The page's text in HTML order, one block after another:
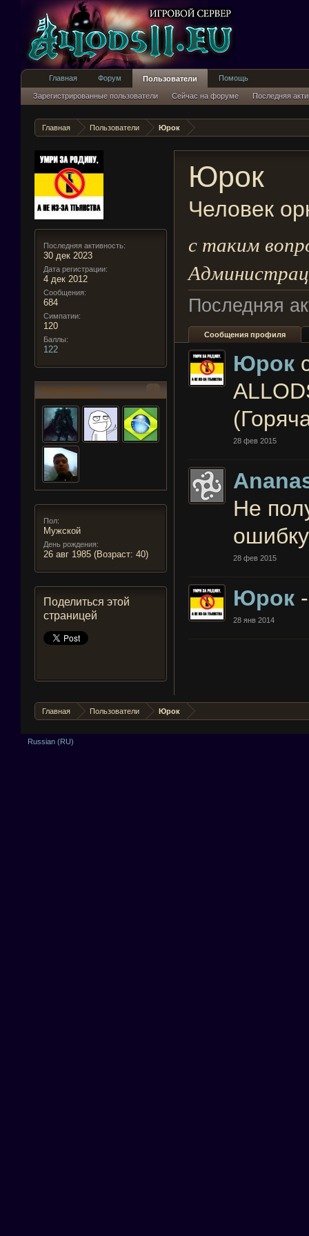
Главная Пользователи Юрок
Последняя активность:
30 дек 2023
Дата регистрации:
4 дек 2012
Сообщения:
684
Симпатии:
120
Баллы:
122
Подписавшиеся 4
Пол:
Мужской
День рождения:
26 авг 1985 (Возраст: 40)
Поделиться этой
страницей
Юрок
Человек
с таким
Последняя
Сообщения профиля
Юрок
28 фев 2015
Не
ошибку
28 фев 2015
Юрок
28 янв 2014
Главная Пользователи Юрок
Главная Форум Пользователи
Зарегистрированные пользователи Сейчас на форуме Последняя
Помощь
Russian (RU)